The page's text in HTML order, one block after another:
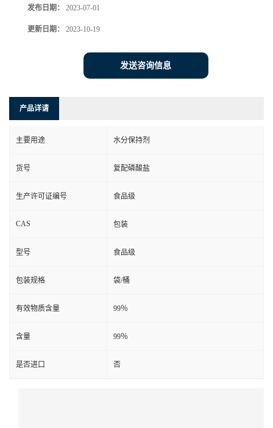
发布日期： 2023-07-01
更新日期： 2023-10-19
发送咨询信息
产品详请
主要用途 水分保持剂
货号 复配磷酸盐
生产许可证编号 食品级
CAS 包装
型号 食品级
包装规格 袋/桶
有效物质含量 99％
含量 99％
是否进口 否